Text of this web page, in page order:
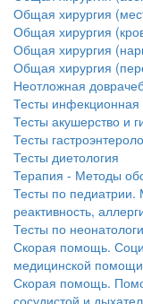
бесплатно, в
Общая хирургия
Общая хирургия
Общая хирургия
Общая хирургия
Неотложная
Тесты инфекционная
Тесты акушерство и
Тесты
Тесты диетология
Терапия - Методы
Тесты по педиатрии.
реактивность,
Тесты по
Скорая помощь.
медицинской помощи
Скорая помощь.
сосудистой и